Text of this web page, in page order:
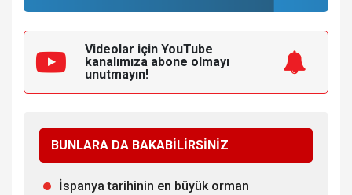
Videolar için YouTube
kanalımıza abone olmayı
unutmayın!
BUNLARA DA BAKABİLİRSİNİZ
İspanya tarihinin en büyük orman